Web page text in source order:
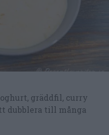
gräddfil, curry
dubblera till många